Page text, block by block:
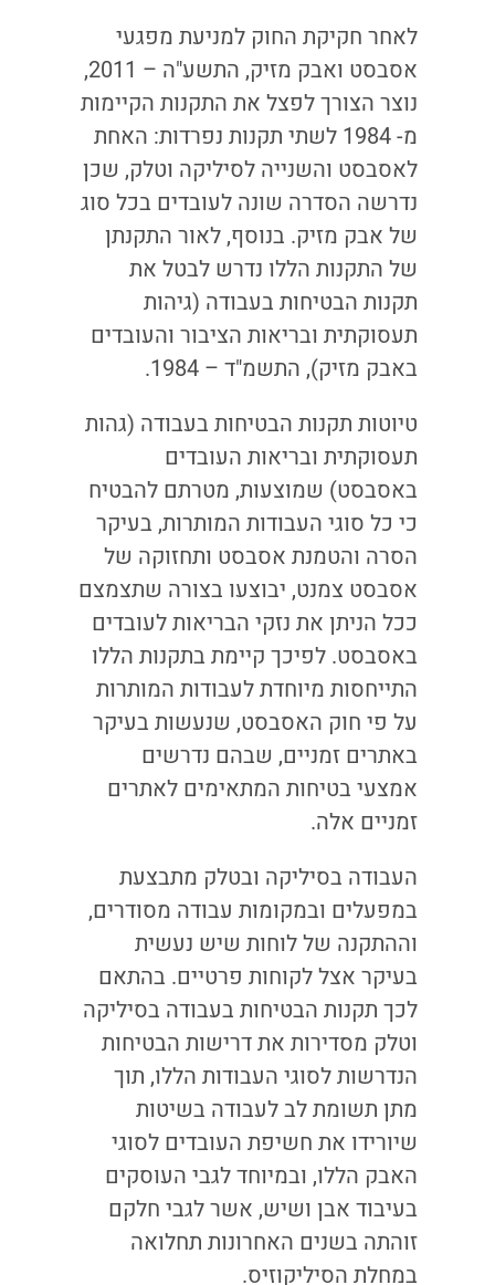
לאחר חקיקת החוק למניעת מפגעי
אסבסט ואבק מזיק, התשע"ה – 2011,
נוצר הצורך לפצל את התקנות הקיימות
מ- 1984 לשתי תקנות נפרדות: האחת
לאסבסט והשנייה לסיליקה וטלק, שכן
נדרשה הסדרה שונה לעובדים בכל סוג
של אבק מזיק. בנוסף, לאור התקנתן
של התקנות הללו נדרש לבטל את
תקנות הבטיחות בעבודה (גיהות
תעסוקתית ובריאות הציבור והעובדים
באבק מזיק), התשמ"ד – 1984.
טיוטות תקנות הבטיחות בעבודה (גהות
תעסוקתית ובריאות העובדים
באסבסט) שמוצעות, מטרתם להבטיח
כי כל סוגי העבודות המותרות, בעיקר
הסרה והטמנת אסבסט ותחזוקה של
אסבסט צמנט, יבוצעו בצורה שתצמצם
ככל הניתן את נזקי הבריאות לעובדים
באסבסט. לפיכך קיימת בתקנות הללו
התייחסות מיוחדת לעבודות המותרות
על פי חוק האסבסט, שנעשות בעיקר
באתרים זמניים, שבהם נדרשים
אמצעי בטיחות המתאימים לאתרים
זמניים אלה.
העבודה בסיליקה ובטלק מתבצעת
במפעלים ובמקומות עבודה מסודרים,
וההתקנה של לוחות שיש נעשית
בעיקר אצל לקוחות פרטיים. בהתאם
לכך תקנות הבטיחות בעבודה בסיליקה
וטלק מסדירות את דרישות הבטיחות
הנדרשות לסוגי העבודות הללו, תוך
מתן תשומת לב לעבודה בשיטות
שיורידו את חשיפת העובדים לסוגי
האבק הללו, ובמיוחד לגבי העוסקים
בעיבוד אבן ושיש, אשר לגבי חלקם
זוהתה בשנים האחרונות תחלואה
במחלת הסיליקוזיס.